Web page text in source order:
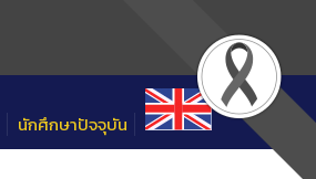
นักศึกษาปัจจุบัน